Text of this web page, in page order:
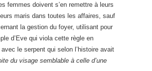
femmes doivent s’en remettre à leurs
maris dans toutes les affaires, sauf
la gestion du foyer, utilisant pour
d’Eve qui viola cette règle en
le serpent qui selon l’histoire avait
du visage semblable à celle d’une